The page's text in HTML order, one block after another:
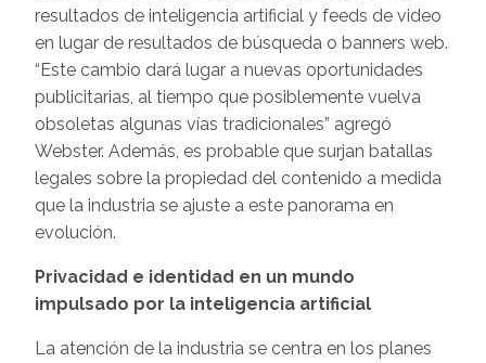
resultados de inteligencia artificial y feeds de video
en lugar de resultados de búsqueda o banners web.
“Este cambio dará lugar a nuevas oportunidades
publicitarias, al tiempo que posiblemente vuelva
obsoletas algunas vías tradicionales” agregó
Webster. Además, es probable que surjan batallas
legales sobre la propiedad del contenido a medida
que la industria se ajuste a este panorama en
evolución.
Privacidad e identidad en un mundo
impulsado por la inteligencia artificial
La atención de la industria se centra en los planes